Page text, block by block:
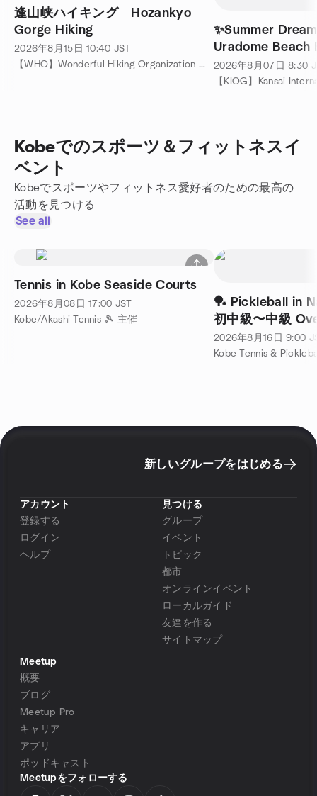
逢山峡ハイキング Hozankyo
Gorge Hiking
2026年8月15日 10:40 JST
【WHO】Wonderful Hiking Organization 主催
✨Summer
Uradome Beach
Magical Ghibli
2026年8月07日 8:30
Kobeでのスポーツ＆フィットネスイ
ベント
Kobeでスポーツやフィットネス愛好者のための最高の
活動を見つける
See all
Tennis in Kobe Seaside Courts
2026年8月08日 17:00 JST
Kobe/Akashi Tennis 🎾 主催
🏓 Pickleball in Nagata, Kobe 🏓
初中級〜中級
intermediate
2026年8月16日 9:00
新しいグループをはじめる
アカウント
登録する
ログイン
ヘルプ
見つける
グループ
イベント
トピック
都市
オンラインイベント
ローカルガイド
友達を作る
サイトマップ
Meetup
概要
ブログ
Meetup Pro
キャリア
アプリ
ポッドキャスト
Meetupをフォローする